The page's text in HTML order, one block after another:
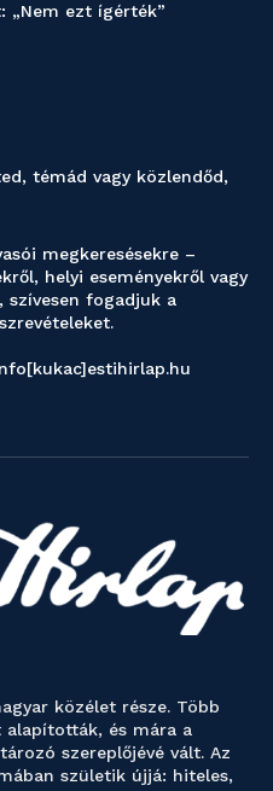
„Nem ezt ígérték”
témád vagy közlendőd,
megkeresésekre –
helyi eseményekről vagy
szívesen fogadjuk a
közélet része. Több
alapították, és mára a
szereplőjévé vált. Az
születik újjá: hiteles,